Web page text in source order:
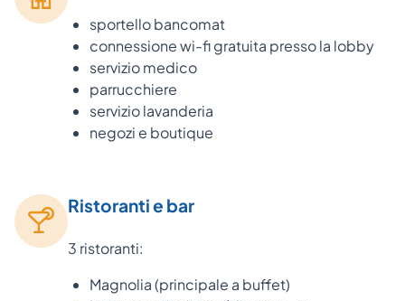
sportello bancomat
connessione wi-fi gratuita presso la lobby
servizio medico
parrucchiere
servizio lavanderia
negozi e boutique
Ristoranti e bar
3 ristoranti:
Magnolia (principale a buffet)